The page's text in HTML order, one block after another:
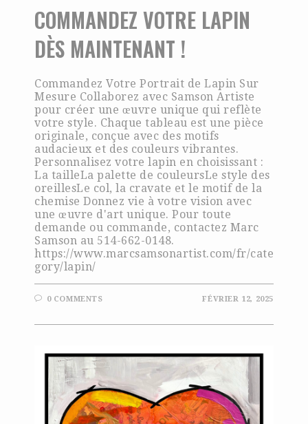
COMMANDEZ VOTRE LAPIN
DÈS MAINTENANT !
Commandez Votre Portrait de Lapin Sur
Mesure Collaborez avec Samson Artiste
pour créer une œuvre unique qui reflète
votre style. Chaque tableau est une pièce
originale, conçue avec des motifs
audacieux et des couleurs vibrantes.
Personnalisez votre lapin en choisissant :
La tailleLa palette de couleursLe style des
oreillesLe col, la cravate et le motif de la
chemise Donnez vie à votre vision avec
une œuvre d'art unique. Pour toute
demande ou commande, contactez Marc
Samson au 514-662-0148.
https://www.marcsamsonartist.com/fr/cate
gory/lapin/
0 COMMENTS FÉVRIER 12, 2025